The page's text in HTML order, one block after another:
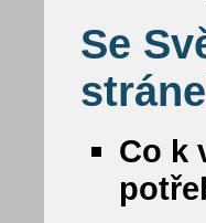
Se
Co k